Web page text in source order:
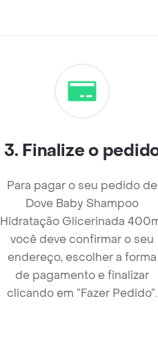
3. Finalize o
Para pagar o seu pedido de
Dove Baby Shampoo
Hidratação Glicerinada
você deve confirmar o seu
endereço, escolher a forma
de pagamento e finalizar
clicando em ”Fazer Pedido”.